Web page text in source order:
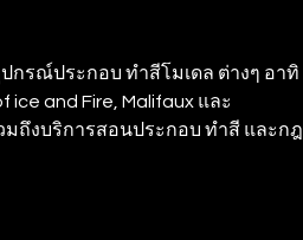
กรณ์ประกอบ ทำสีโมเดล ต่างๆ อาทิ
ice and Fire, Malifaux และ
มถึงบริการสอนประกอบ ทำสี และกฎ